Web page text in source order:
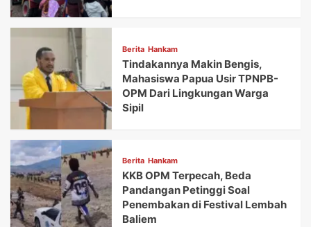
Berita Hankam
Tindakannya Makin Bengis,
Mahasiswa Papua Usir TPNPB-
OPM Dari Lingkungan Warga
Sipil
Berita Hankam
KKB OPM Terpecah, Beda
Pandangan Petinggi Soal
Penembakan di Festival Lembah
Baliem